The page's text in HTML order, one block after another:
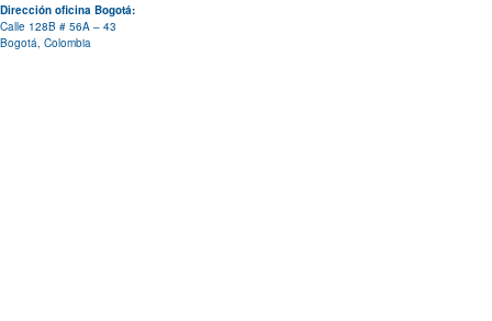
Dirección oficina Bogotá:
Calle 128B # 56A – 43
Bogotá, Colombia